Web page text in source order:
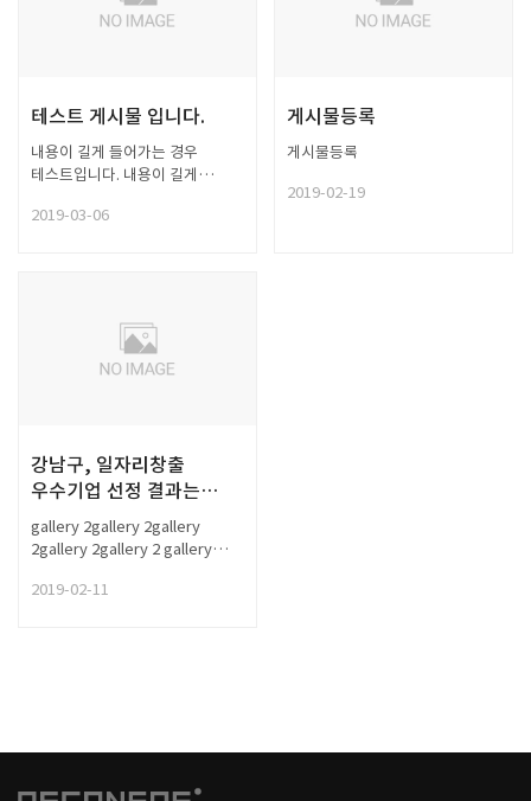
테스트 게시물 입니다.
내용이 길게 들어가는 경우
테스트입니다. 내용이 길게
내용이 길게 들어가는 경우
들어가는 경우 테스트입니다.
2019-03-06
게시물등록
게시물등록
2019-02-19
강남구, 일자리창출
우수기업 선정 결과는
어디! 강남구, 일자리창출
우수기업 선정 결과는
gallery 2gallery 2gallery
2gallery 2gallery 2 gallery
2gallery 2 gallery 2gallery
2019-02-11